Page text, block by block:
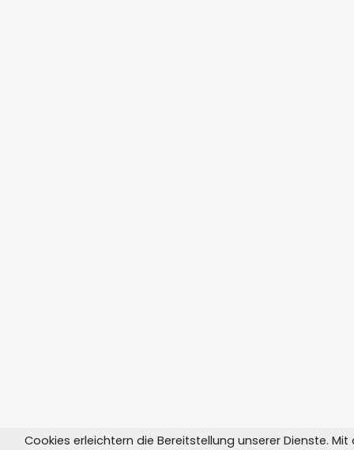
Cookies erleichtern die Bereitstellung unserer Dienste. Mit